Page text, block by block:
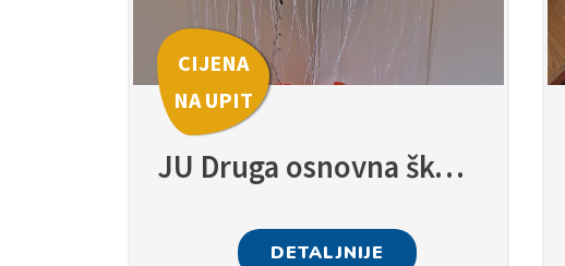
CIJENA
NA UPIT
JU Druga osnovna škola Ilidža/Hrasnica
DETALJNIJE